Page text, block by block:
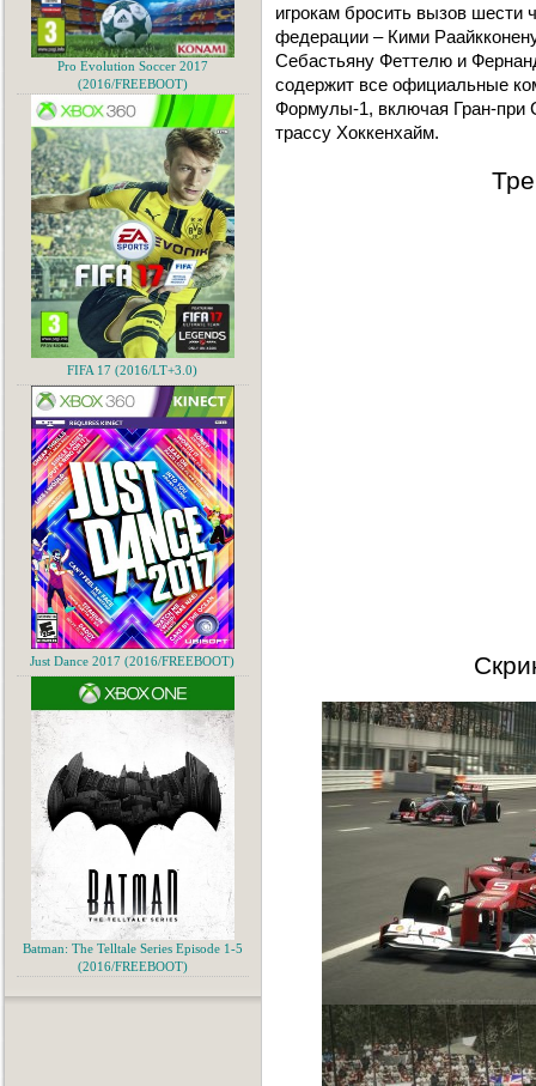
игрокам бросить вызов
федерации – Кими
Себастьяну Феттелю и
содержит все официальные
Формулы-1, включая Гран-при
трассу Хоккенхайм.
Pro Evolution Soccer 2017
(2016/FREEBOOT)
FIFA 17 (2016/LT+3.0)
Just Dance 2017 (2016/FREEBOOT)
Batman: The Telltale Series Episode 1-5
(2016/FREEBOOT)